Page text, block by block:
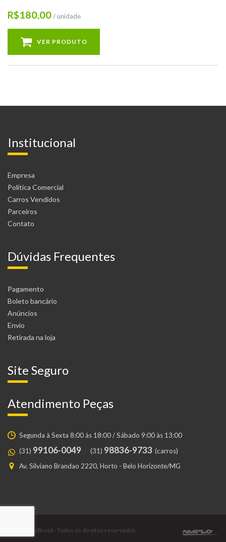
R$180,00/ unidade
VER PRODUTO
Institucional
Empresa
Política Comercial
Carros Vendidos
Parceiros
Contato
Dúvidas Frequentes
Pagamento
Boleto bancário
Anúncios
Envio
Retirada na loja
Site Seguro
Atendimento Peças
Segunda à Sexta 8:00 às 18:00 / Sábado 9:00 às 13:00
(31) 99106-0049 (31) 98836-9733 (carros)
Av. Silviano Brandao 2220, Horto - Belo Horizonte/MG
© Gustavo Brasil - Todos os direitos reservados